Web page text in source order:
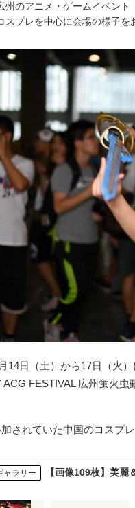
州のアニメ・ゲームイベント
スプレを中心に会場の様子を
14日（土）から17日（火
ACG FESTIVAL 広州蛍火
されていた中国のコスプ
ャラリー
【画像109枚】美